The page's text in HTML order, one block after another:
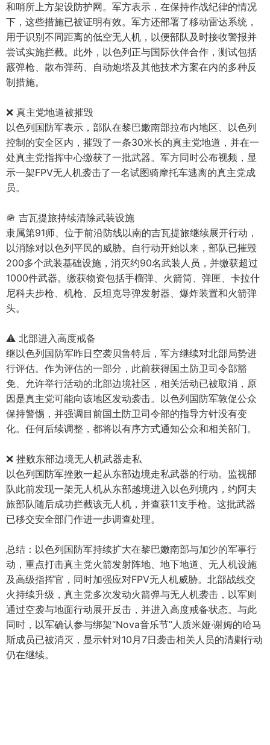
和哨所上方架设防护网。军方表示，在保持作战纪律的情况
下，这些措施已被证明有效。军方还部署了移动雷达系统，
用于识别不同距离的低空无人机，以便部队及时接收警报并
尝试实施拦截。此外，以色列正与国际伙伴合作，测试包括
霰弹枪、散布弹药、自动炮塔及其他技术方案在内的多种反
制措施。
❌ 真主党地道被摧毁
以色列国防军表示，部队在黎巴嫩南部拉布内地区、以色列
控制的安全区内，摧毁了一条30米长的真主党地道，并在一
处真主党指挥中心缴获了一批武器。军方同时公布视频，显
示一架FPV无人机袭击了一名试图骑摩托车逃离的真主党成
员。
🪖 吉瓦提旅持续清除武装设施
隶属第91师、位于前沿防线以南的吉瓦提旅继续展开行动，
以消除对以色列平民的威胁。自行动开始以来，部队已摧毁
200多个武装基础设施，消灭约90名武装人员，并缴获超过
1000件武器。缴获物资包括手榴弹、火箭筒、弹匣、卡拉什
尼科夫步枪、机枪、反坦克导弹发射器、爆炸装置和火箭弹
头。
⚠️ 北部进入高度戒备
继以色列国防军昨日空袭贝鲁特后，军方继续对北部局势进
行评估。作为评估的一部分，此前获得国土防卫司令部豁
免、允许举行活动的北部边境社区，相关活动已被取消，原
因是真主党可能向该地区发动袭击。以色列国防军敦促公众
保持警惕，并强调目前国土防卫司令部的指导方针没有变
化。任何后续调整，都将以有序方式通知公众和相关部门。
❌ 挫败东部边境无人机武器走私
以色列国防军挫败一起从东部边境走私武器的行动。监视部
队此前发现一架无人机从东部越境进入以色列境内，约阿夫
旅部队随后成功拦截该无人机，并查获11支手枪。这批武器
已移交安全部门作进一步调查处理。
总结：以色列国防军持续扩大在黎巴嫩南部与加沙的军事行
动，重点打击真主党火箭发射阵地、地下地道、无人机设施
及高级指挥官，同时加强应对FPV无人机威胁。北部战线交
火持续升级，真主党多次发动火箭弹与无人机袭击，以军则
通过空袭与地面行动展开反击，并进入高度戒备状态。与此
同时，以军确认参与绑架“Nova音乐节”人质米娅·谢姆的哈马
斯成员已被消灭，显示针对10月7日袭击相关人员的清剿行动
仍在继续。